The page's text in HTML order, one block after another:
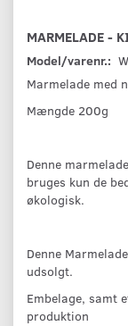
MARMELADE -
Model/varenr.:
Marmelade med
Mængde 200g
Denne
bruges kun de
økologisk.
Denne
udsolgt.
Embelage, samt
produktion